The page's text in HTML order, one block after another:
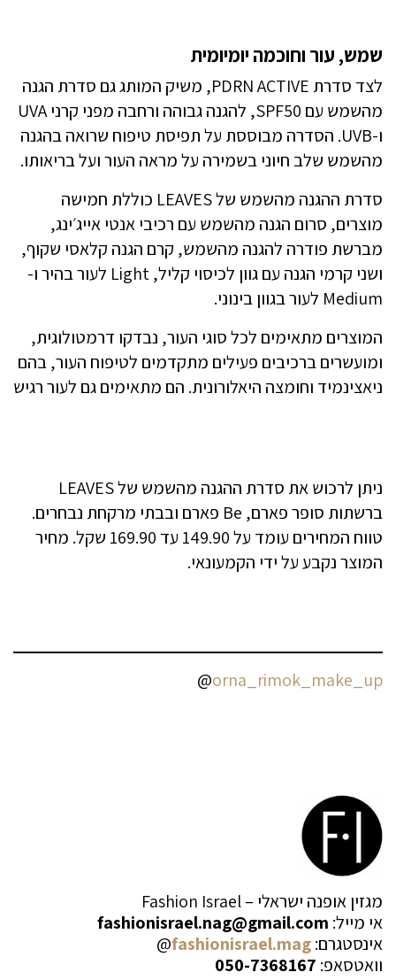
שמש, עור וחוכמה יומיומית
לצד סדרת PDRN ACTIVE, משיק המותג גם סדרת הגנה
מהשמש עם SPF50, להגנה גבוהה ורחבה מפני קרני UVA
ו-UVB. הסדרה מבוססת על תפיסת טיפוח שרואה בהגנה
מהשמש שלב חיוני בשמירה על מראה העור ועל בריאותו.
סדרת ההגנה מהשמש של LEAVES כוללת חמישה
מוצרים, סרום הגנה מהשמש עם רכיבי אנטי אייג׳ינג,
מברשת פודרה להגנה מהשמש, קרם הגנה קלאסי שקוף,
ושני קרמי הגנה עם גוון לכיסוי קליל, Light לעור בהיר ו-
Medium לעור בגוון בינוני.
המוצרים מתאימים לכל סוגי העור, נבדקו דרמטולוגית,
ומועשרים ברכיבים פעילים מתקדמים לטיפוח העור, בהם
ניאצינמיד וחומצה היאלורונית. הם מתאימים גם לעור רגיש
ניתן לרכוש את סדרת ההגנה מהשמש של LEAVES
ברשתות סופר פארם, Be פארם ובבתי מרקחת נבחרים.
טווח המחירים עומד על 149.90 עד 169.90 שקל. מחיר
המוצר נקבע על ידי הקמעונאי.
orna_rimok_make_up
@
מגזין אופנה ישראלי – Fashion Israel
אי מייל: fashionisrael.nag@gmail.com
אינסטגרם:fashionisrael.mag
@
וואטסאפ: 050-7368167